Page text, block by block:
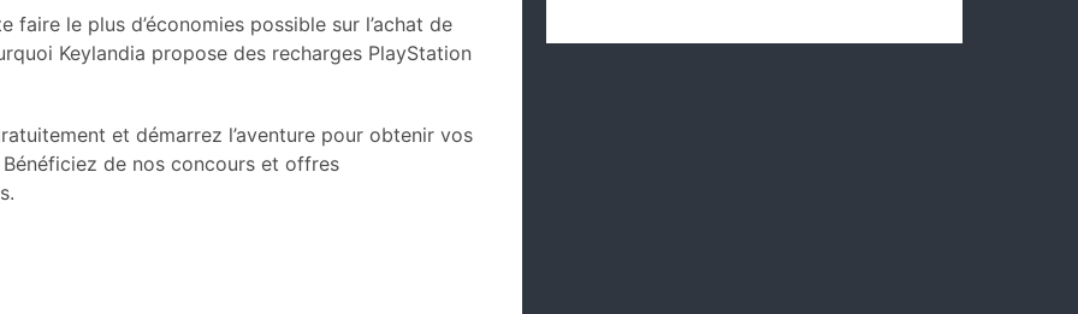
faire le plus d’économies possible sur l’achat de
Keylandia propose des recharges PlayStation
et démarrez l’aventure pour obtenir vos
Bénéficiez de nos concours et offres